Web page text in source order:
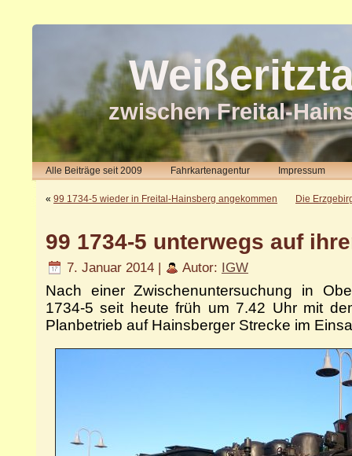
zwischen Freital-
Alle Beiträge seit 2009 Fahrkartenagentur Impressum
« 99 1734-5 wieder in Freital-Hainsberg angekommen Die
99 1734-5 unterwegs auf
7. Januar 2014 | Autor: IGW
Nach einer Zwischenuntersuchung in
1734-5 seit heute früh um 7.42 Uhr mit
Planbetrieb auf Hainsberger Strecke im